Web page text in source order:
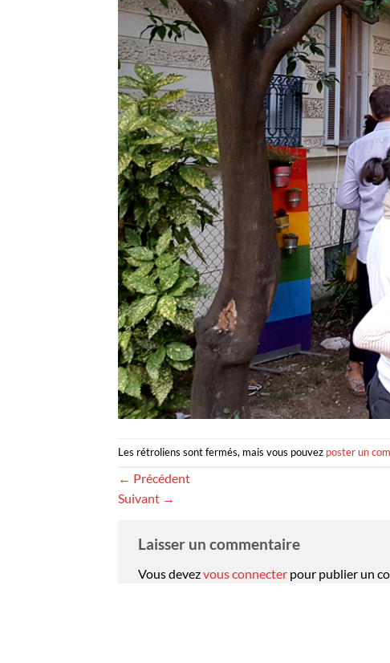
Les rétroliens sont fermés, mais vous pouvez poster un
← Précédent
Suivant →
Laisser un commentaire
Vous devezvous connecter pour publier un